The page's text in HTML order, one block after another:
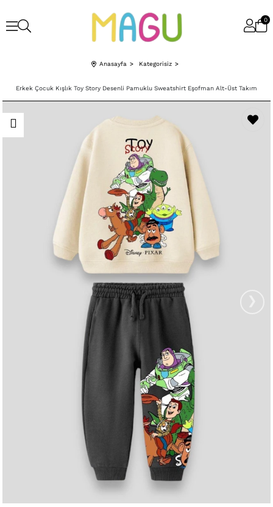
0
Anasayfa Kategorisiz
Erkek Çocuk Kışlık Toy Story Desenli Pamuklu Sweatshirt Eşofman Alt-Üst Takım